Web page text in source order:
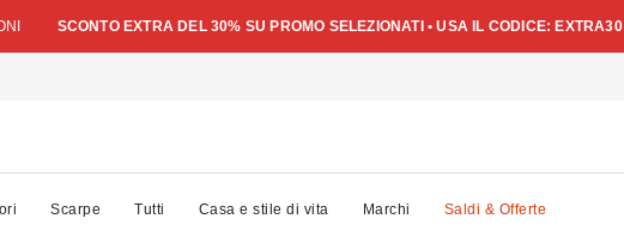
SCONTO EXTRA DEL 30% SU PROMO SELEZIONATI • USA IL CODICE: EXTRA30
Scarpe Tutti Casa e stile di vita Marchi Saldi & Offerte